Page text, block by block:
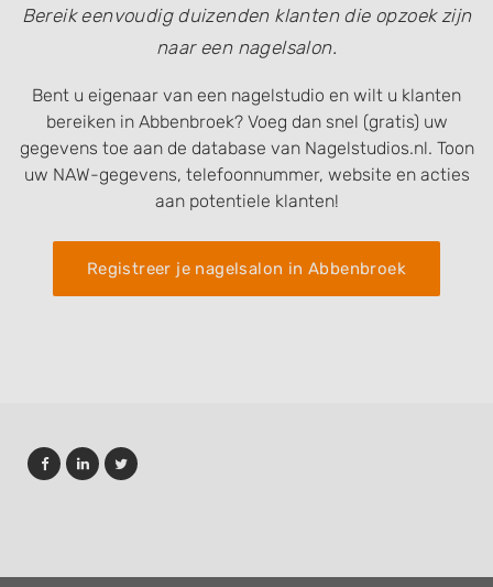
Bereik eenvoudig duizenden klanten die opzoek zijn
naar een nagelsalon.
Bent u eigenaar van een nagelstudio en wilt u klanten
bereiken in Abbenbroek? Voeg dan snel (gratis) uw
gegevens toe aan de database van Nagelstudios.nl. Toon
uw NAW-gegevens, telefoonnummer, website en acties
aan potentiele klanten!
Registreer je nagelsalon in Abbenbroek